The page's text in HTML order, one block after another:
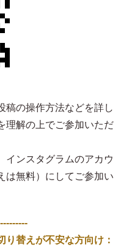
の操作方法などを詳し
理解の上でご参加いただ
ンスタグラムのアカウ
は無料）にしてご参加い
り替えが不安な方向け：